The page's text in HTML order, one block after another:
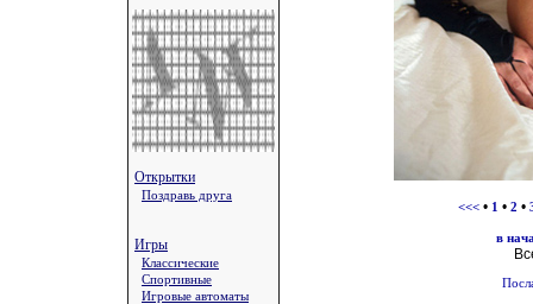
Открытки
Поздравь друга
Игры
Классические
Спортивные
Игровые автоматы
<<< • 1 • 2 •
в